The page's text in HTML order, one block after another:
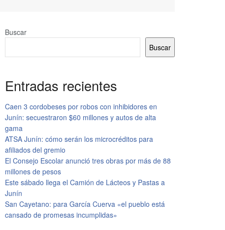
Buscar
Buscar
Entradas recientes
Caen 3 cordobeses por robos con inhibidores en
Junín: secuestraron $60 millones y autos de alta
gama
ATSA Junín: cómo serán los microcréditos para
afiliados del gremio
El Consejo Escolar anunció tres obras por más de 88
millones de pesos
Este sábado llega el Camión de Lácteos y Pastas a
Junín
San Cayetano: para García Cuerva «el pueblo está
cansado de promesas incumplidas»